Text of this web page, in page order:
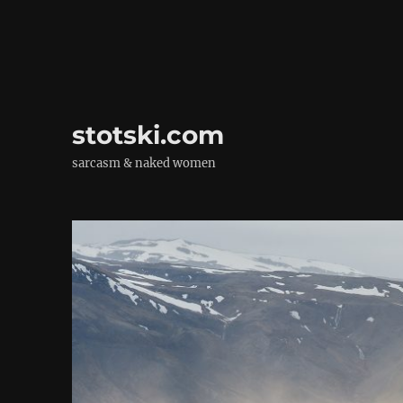
stotski.com
sarcasm & naked women